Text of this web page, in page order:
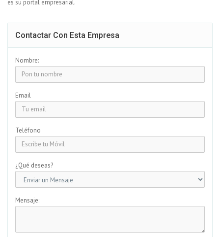
es su portal empresarial.
Contactar Con Esta Empresa
Nombre:
Email
Teléfono
¿Qué deseas?
Mensaje: